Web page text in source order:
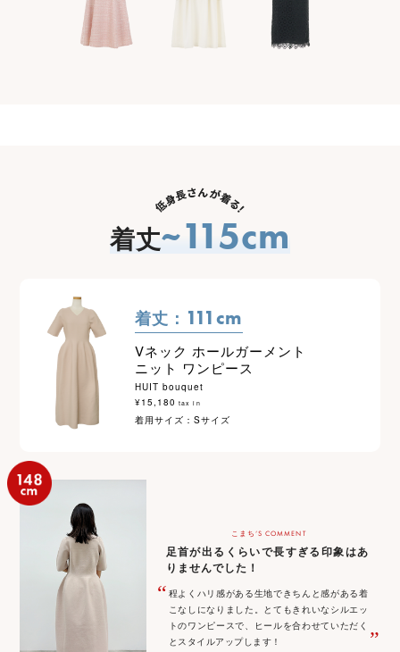
着丈~115cm
着丈： 111cm
Vネック ホールガーメント
ニット ワンピース
HUIT bouquet
¥15,180 tax in
着用サイズ：Sサイズ
こまち‘S COMMENT
足首が出るくらいで長すぎる印象はあ
りませんでした！
程よくハリ感がある生地できちんと感がある着
こなしになりました。とてもきれいなシルエッ
トのワンピースで、ヒールを合わせていただく
とスタイルアップします！
“
”